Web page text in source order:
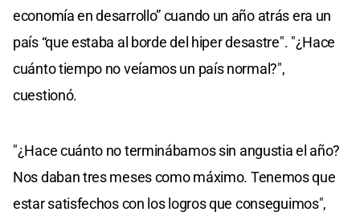
economía en desarrollo” cuando un año atrás era un
país “que estaba al borde del hiper desastre". "¿Hace
cuánto tiempo no veíamos un país normal?",
cuestionó.
"¿Hace cuánto no terminábamos sin angustia el año?
Nos daban tres meses como máximo. Tenemos que
estar satisfechos con los logros que conseguimos",